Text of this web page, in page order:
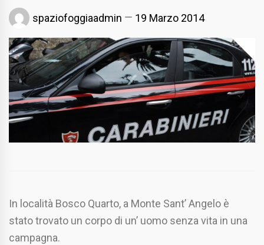
spaziofoggiaadmin 19 Marzo 2014
In località Bosco Quarto, a Monte Sant’ Angelo è
stato trovato un corpo di un’ uomo senza vita in una
campagna.